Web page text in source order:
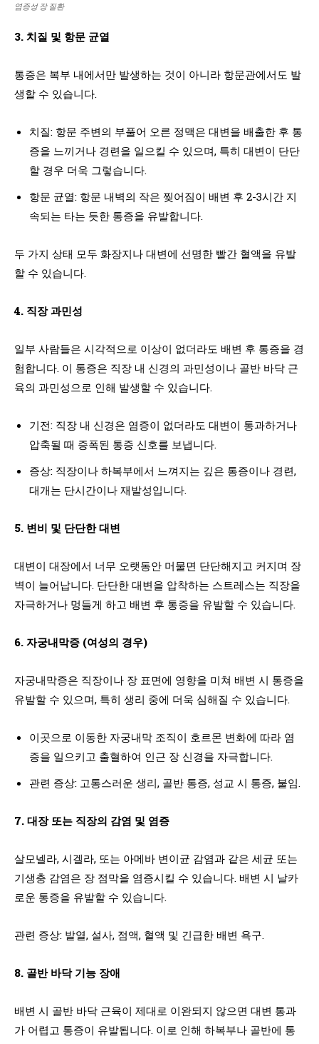
염증성 장 질환
3. 치질 및 항문 균열
통증은 복부 내에서만 발생하는 것이 아니라 항문관에서도 발
생할 수 있습니다.
치질: 항문 주변의 부풀어 오른 정맥은 대변을 배출한 후 통
증을 느끼거나 경련을 일으킬 수 있으며, 특히 대변이 단단
할 경우 더욱 그렇습니다.
항문 균열: 항문 내벽의 작은 찢어짐이 배변 후 2-3시간 지
속되는 타는 듯한 통증을 유발합니다.
두 가지 상태 모두 화장지나 대변에 선명한 빨간 혈액을 유발
할 수 있습니다.
4. 직장 과민성
일부 사람들은 시각적으로 이상이 없더라도 배변 후 통증을 경
험합니다. 이 통증은 직장 내 신경의 과민성이나 골반 바닥 근
육의 과민성으로 인해 발생할 수 있습니다.
기전: 직장 내 신경은 염증이 없더라도 대변이 통과하거나
압축될 때 증폭된 통증 신호를 보냅니다.
증상: 직장이나 하복부에서 느껴지는 깊은 통증이나 경련,
대개는 단시간이나 재발성입니다.
5. 변비 및 단단한 대변
대변이 대장에서 너무 오랫동안 머물면 단단해지고 커지며 장
벽이 늘어납니다. 단단한 대변을 압착하는 스트레스는 직장을
자극하거나 멍들게 하고 배변 후 통증을 유발할 수 있습니다.
6. 자궁내막증 (여성의 경우)
자궁내막증은 직장이나 장 표면에 영향을 미쳐 배변 시 통증을
유발할 수 있으며, 특히 생리 중에 더욱 심해질 수 있습니다.
이곳으로 이동한 자궁내막 조직이 호르몬 변화에 따라 염
증을 일으키고 출혈하여 인근 장 신경을 자극합니다.
관련 증상: 고통스러운 생리, 골반 통증, 성교 시 통증, 불임.
7. 대장 또는 직장의 감염 및 염증
살모넬라, 시겔라, 또는 아메바 변이균 감염과 같은 세균 또는
기생충 감염은 장 점막을 염증시킬 수 있습니다. 배변 시 날카
로운 통증을 유발할 수 있습니다.
관련 증상: 발열, 설사, 점액, 혈액 및 긴급한 배변 욕구.
8. 골반 바닥 기능 장애
배변 시 골반 바닥 근육이 제대로 이완되지 않으면 대변 통과
가 어렵고 통증이 유발됩니다. 이로 인해 하복부나 골반에 통